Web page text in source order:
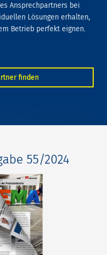
Ansprechpartners bei
Lösungen erhalten,
Betrieb perfekt eignen.
finden
55/2024